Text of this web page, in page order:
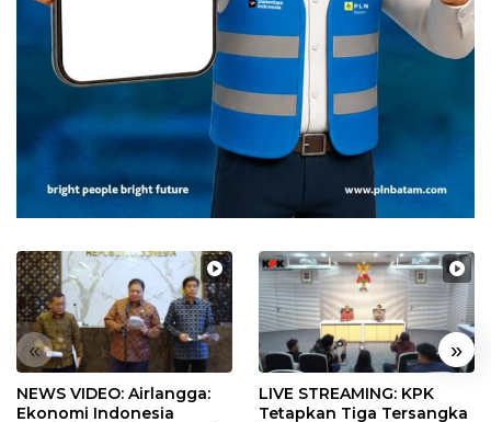
« »
NEWS VIDEO: Airlangga:
Ekonomi Indonesia
LIVE STREAMING: KPK
Tetapkan Tiga Tersangka